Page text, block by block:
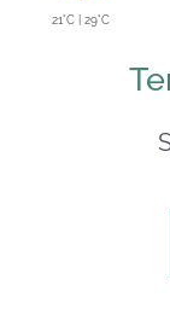
21°C | 29°C